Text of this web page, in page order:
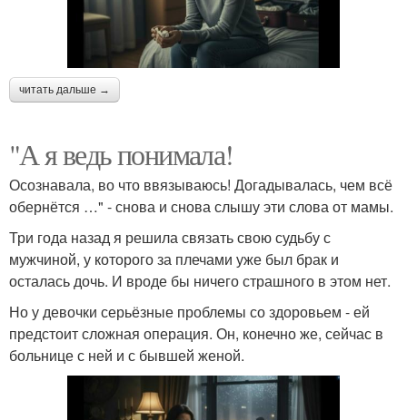
читать дальше →
"А я ведь понимала!
Осознавала, во что ввязываюсь! Догадывалась, чем всё
обернётся …" - снова и снова слышу эти слова от мамы.
Три года назад я решила связать свою судьбу с
мужчиной, у которого за плечами уже был брак и
осталась дочь. И вроде бы ничего страшного в этом нет.
Но у девочки серьёзные проблемы со здоровьем - ей
предстоит сложная операция. Он, конечно же, сейчас в
больнице с ней и с бывшей женой.